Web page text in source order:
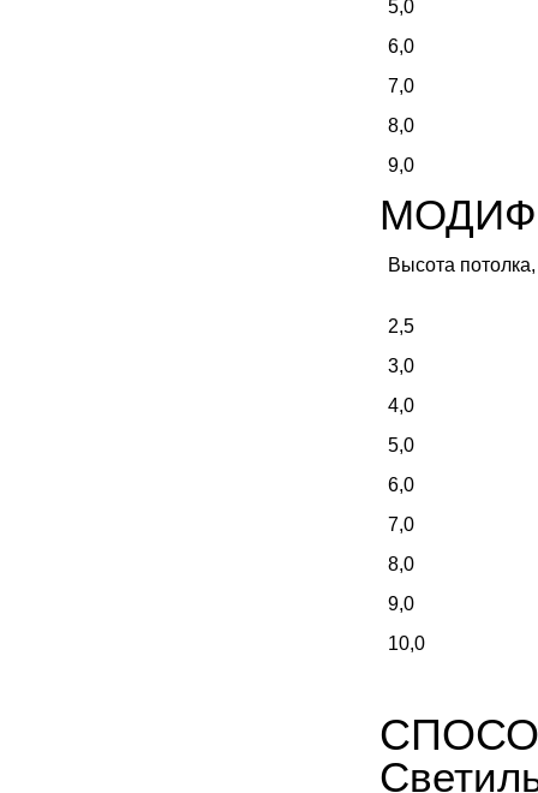
5,0
6,0
7,0
8,0
9,0
Высота
2,5
3,0
4,0
5,0
6,0
7,0
8,0
9,0
10,0